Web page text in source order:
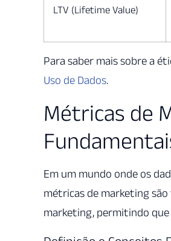
LTV (Lifetime Value)
Para saber mais sobre a
Uso de Dados.
Métricas de
Em um mundo onde os
métricas de marketing
marketing, permitindo que